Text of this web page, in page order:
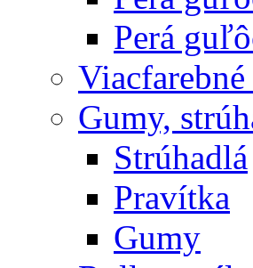
Perá
Gumy,
Strúhadlá
Pravítka
Gumy